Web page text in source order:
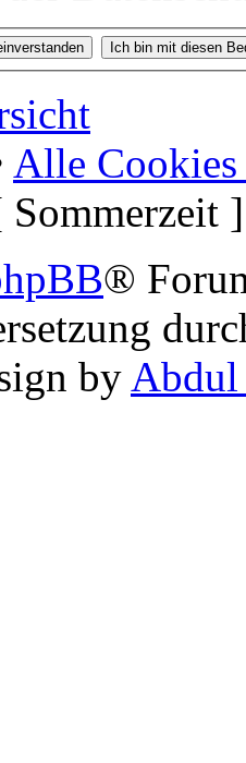
Alle Cookies
]
®
by Abdul